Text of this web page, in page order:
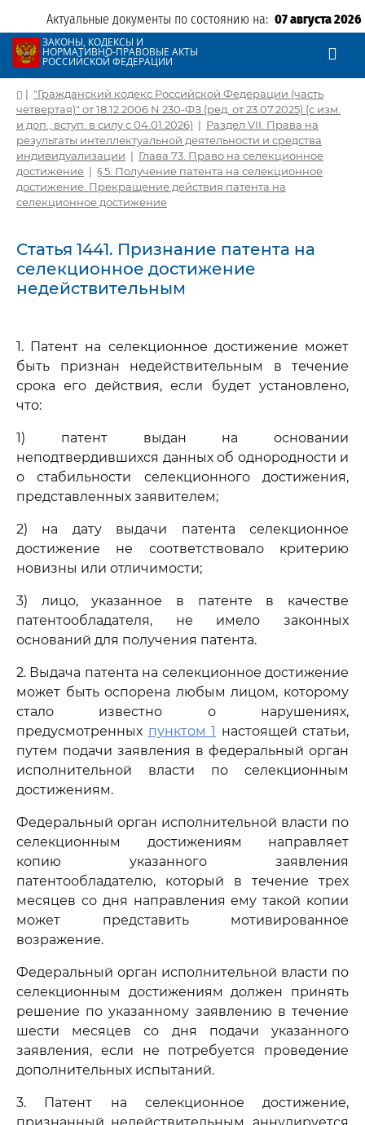
Актуальные документы по состоянию на: 07 августа 2026
ЗАКОНЫ, КОДЕКСЫ И
НОРМАТИВНО-ПРАВОВЫЕ АКТЫ
РОССИЙСКОЙ ФЕДЕРАЦИИ
| "Гражданский кодекс Российской Федерации (часть
четвертая)" от 18.12.2006 N 230-ФЗ (ред. от 23.07.2025) (с изм.
и доп., вступ. в силу с 04.01.2026) | Раздел VII. Права на
результаты интеллектуальной деятельности и средства
индивидуализации | Глава 73. Право на селекционное
достижение | § 5. Получение патента на селекционное
достижение. Прекращение действия патента на
селекционное достижение
Статья 1441. Признание патента на
селекционное достижение
недействительным
1. Патент на селекционное достижение может
быть признан недействительным в течение
срока его действия, если будет установлено,
что:
1) патент выдан на основании
неподтвердившихся данных об однородности и
о стабильности селекционного достижения,
представленных заявителем;
2) на дату выдачи патента селекционное
достижение не соответствовало критерию
новизны или отличимости;
3) лицо, указанное в патенте в качестве
патентообладателя, не имело законных
оснований для получения патента.
2. Выдача патента на селекционное достижение
может быть оспорена любым лицом, которому
стало известно о нарушениях,
предусмотренных пунктом 1 настоящей статьи,
путем подачи заявления в федеральный орган
исполнительной власти по селекционным
достижениям.
Федеральный орган исполнительной власти по
селекционным достижениям направляет
копию указанного заявления
патентообладателю, который в течение трех
месяцев со дня направления ему такой копии
может представить мотивированное
возражение.
Федеральный орган исполнительной власти по
селекционным достижениям должен принять
решение по указанному заявлению в течение
шести месяцев со дня подачи указанного
заявления, если не потребуется проведение
дополнительных испытаний.
3. Патент на селекционное достижение,